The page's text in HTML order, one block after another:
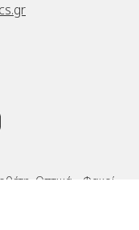
Οπτικά - Φακοί